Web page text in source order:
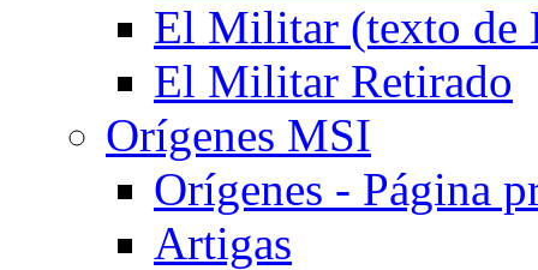
El Militar (texto de
El Militar Retirado
Orígenes MSI
Orígenes - Página
Artigas